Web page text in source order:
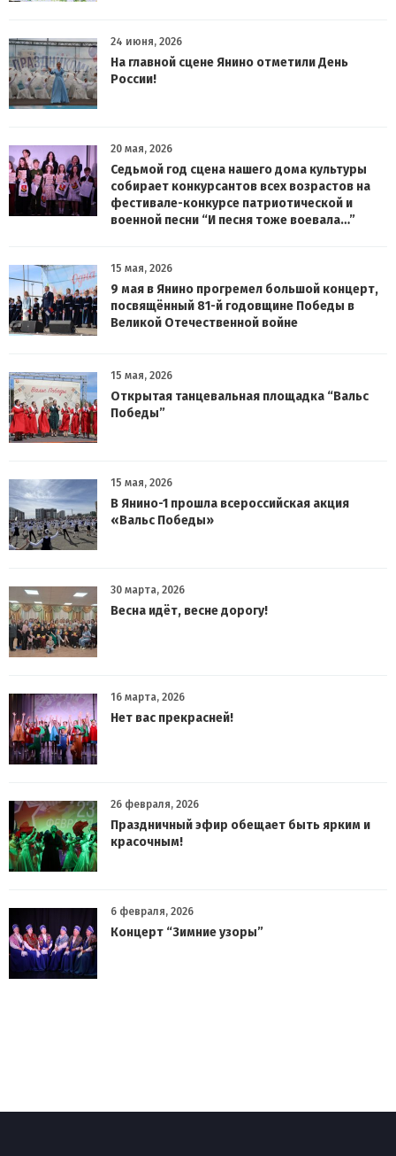
24 июня, 2026
На главной сцене Янино отметили День
России!
20 мая, 2026
Седьмой год сцена нашего дома культуры
собирает конкурсантов всех возрастов на
фестивале-конкурсе патриотической и
военной песни “И песня тоже воевала…”
15 мая, 2026
9 мая в Янино прогремел большой концерт,
посвящённый 81-й годовщине Победы в
Великой Отечественной войне
15 мая, 2026
Открытая танцевальная площадка “Вальс
Победы”
15 мая, 2026
В Янино-1 прошла всероссийская акция
«Вальс Победы»
30 марта, 2026
Весна идёт, весне дорогу!
16 марта, 2026
Нет вас прекрасней!
26 февраля, 2026
Праздничный эфир обещает быть ярким и
красочным!
6 февраля, 2026
Концерт “Зимние узоры”